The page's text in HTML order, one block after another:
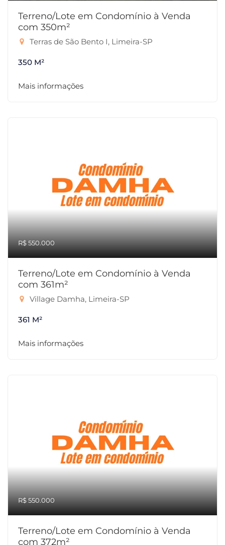
Terreno/Lote em Condomínio à Venda
com 350m²
Terras de São Bento I, Limeira-SP
350 M²
Mais informações
R$ 550.000
Terreno/Lote em Condomínio à Venda
com 361m²
Village Damha, Limeira-SP
361 M²
Mais informações
R$ 550.000
Terreno/Lote em Condomínio à Venda
com 372m²